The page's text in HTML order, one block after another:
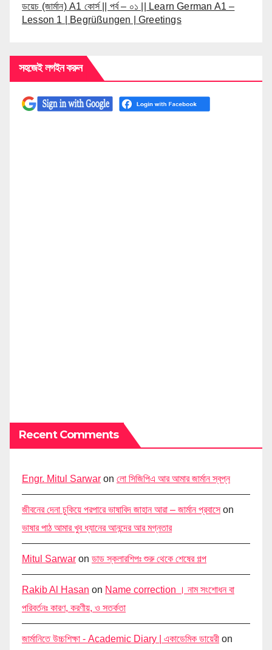
ডয়েচ (জার্মান) A1 কোর্স || পর্ব – ০১ || Learn German A1 –
Lesson 1 | Begrüßungen | Greetings
সহজেই লগইন করুন
Recent Comments
Engr. Mitul Sarwar on লো সিজিপিএ আর আমার জার্মান স্বপ্ন
জীবনের দেনা চুকিয়ে পরপারে ভাষাবিদ জাহান আরা – জার্মান প্রবাসেon
ভাষার পাঠ আমার খুব ধ্যানের আনন্দের আর মগ্নতার
Mitul Sarwar on ডাড স্কলারশিপঃ শুরু থেকে শেষের গল্প
Rakib Al Hasan on Name correction । নাম সংশোধন বা
পরিবর্তনঃ কারণ, করণীয়, ও সতর্কতা
জার্মানিতে উচ্চশিক্ষা - Academic Diary | একাডেমিক ডায়েরী on